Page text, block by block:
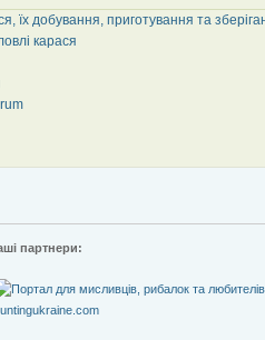
їх добування, приготування та
карася
партнери: